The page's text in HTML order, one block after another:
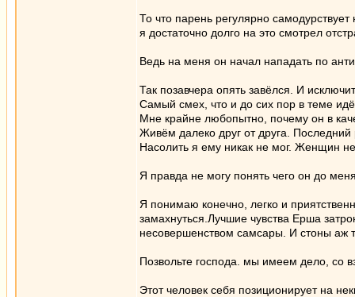
То что парень регулярно
я достаточно долго на это смотрел
Ведь на меня он начал нападать по
Так позавчера опять завёлся. И
Самый смех, что и до сих пор в теме
Мне крайне любопытно, почему он в
Живём далеко друг от друга.
Насолить я ему никак не мог. Женщин
Я правда не могу понять чего он до
Я понимаю конечно, легко и
замахнуться.Лучшие чувства Ерша
несовершенством самсары. И стоны аж
Позвольте господа. мы имеем дело, со
Этот человек себя позиционирует на